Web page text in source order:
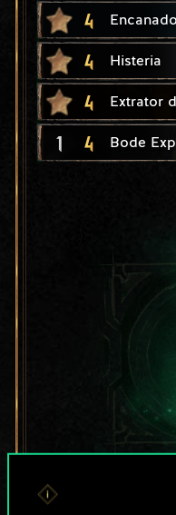
4
4 Histeria
4 Extrator
1 4 Bode
Por